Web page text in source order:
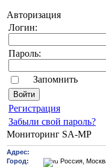
Авторизация
Логин:
Пароль:
Запомнить
Pегиcтрaция
Забыли свой пароль?
Мониторинг SA-MP